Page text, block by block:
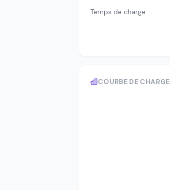
Temps de charge
COURBE DE CHARGE